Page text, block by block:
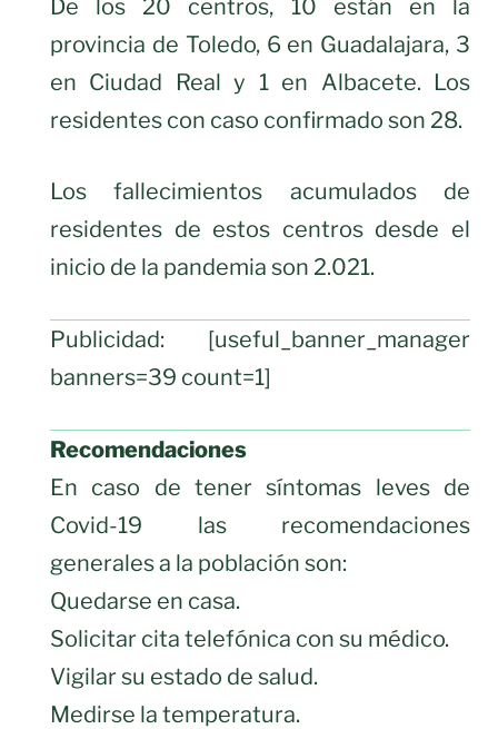
De los 20 centros, 10 están en la
provincia de Toledo, 6 en Guadalajara, 3
en Ciudad Real y 1 en Albacete. Los
residentes con caso confirmado son 28.
Los fallecimientos acumulados de
residentes de estos centros desde el
inicio de la pandemia son 2.021.
Publicidad: [useful_banner_manager
banners=39 count=1]
Recomendaciones
En caso de tener síntomas leves de
Covid-19 las recomendaciones
generales a la población son:
Quedarse en casa.
Solicitar cita telefónica con su médico.
Vigilar su estado de salud.
Medirse la temperatura.